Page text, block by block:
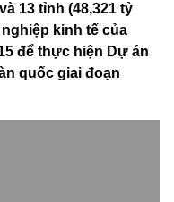
13 tỉnh (48,321 tỷ
kinh tế của
để thực hiện Dự án
quốc giai đoạn